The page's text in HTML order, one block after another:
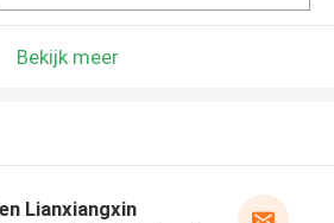
Bekijk meer
Lianxiangxin